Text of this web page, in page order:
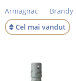
Armagnac
Brandy
Cel mai vandut